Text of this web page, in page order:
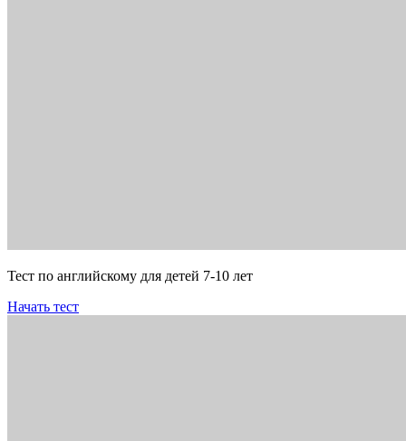
Тест по английскому для детей 7-10 лет
Начать тест